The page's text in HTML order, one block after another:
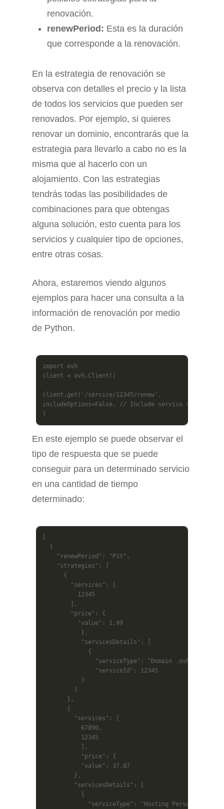
renovación.
renewPeriod: Esta es la duración
que corresponde a la renovación.
En la estrategia de renovación se
observa con detalles el precio y la lista
de todos los servicios que pueden ser
renovados. Por ejemplo, si quieres
renovar un dominio, encontrarás que la
estrategia para llevarlo a cabo no es la
misma que al hacerlo con un
alojamiento. Con las estrategias
tendrás todas las posibilidades de
combinaciones para que obtengas
alguna solución, esto cuenta para los
servicios y cualquier tipo de opciones,
entre otras cosas.
Ahora, estaremos viendo algunos
ejemplos para hacer una consulta a la
información de renovación por medio
de Python.
import ovh
client = ovh.Client()
client.get('/service/12345/renew',
includeOptions=False, // Include service s
)
En este ejemplo se puede observar el
tipo de respuesta que se puede
conseguir para un determinado servicio
en una cantidad de tiempo
determinado:
[
  {
    "renewPeriod": "P1Y",
    "strategies": [
      {
        "services": [
          12345
        ],
        "price": {
          "value": 1.99
           },
           "servicesDetails": [
             {
               "serviceType": "Domain .ovh",
               "serviceId": 12345
           }
         ]
       },
       {
         "services": [
           67890,
           12345
           ],
           "price": {
           "value": 37.87
         },
         "servicesDetails": [
           {
             "serviceType": "Hosting Perso 2014",